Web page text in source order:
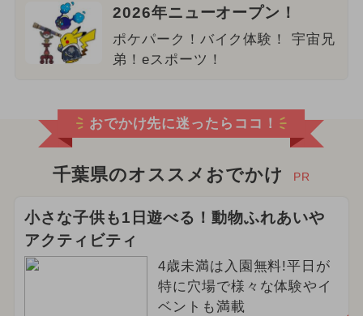
2026年ニューオープン！
ポケパーク！バイク体験！ 宇宙兄
弟！eスポーツ！
おでかけ先に迷ったらココ！
千葉県のオススメおでかけ PR
小さな子供も1日遊べる！動物ふれあいや
アクティビティ
4歳未満は入園無料!平日が
特に穴場で様々な体験やイ
ベントも満載